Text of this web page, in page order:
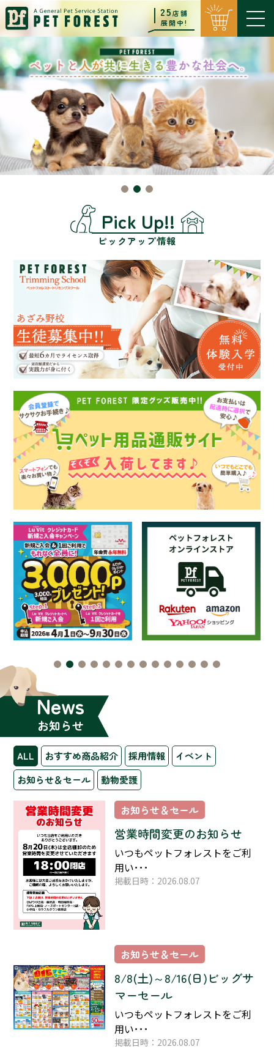
25店舗
展開中!
Pick Up!!
ピックアップ情報
News
お知らせ
ALL おすすめ商品紹介 採用情報
イベント
お知らせ＆セール
動物愛護
お知らせ＆セール
営業時間変更のお知らせ
いつもペットフォレストをご利
用い･･･
掲載日時：2026.08.07
お知らせ＆セール
8/8(土)～8/16(日)ビッグサ
マーセール
いつもペットフォレストをご利
用い･･･
掲載日時：2026.08.07